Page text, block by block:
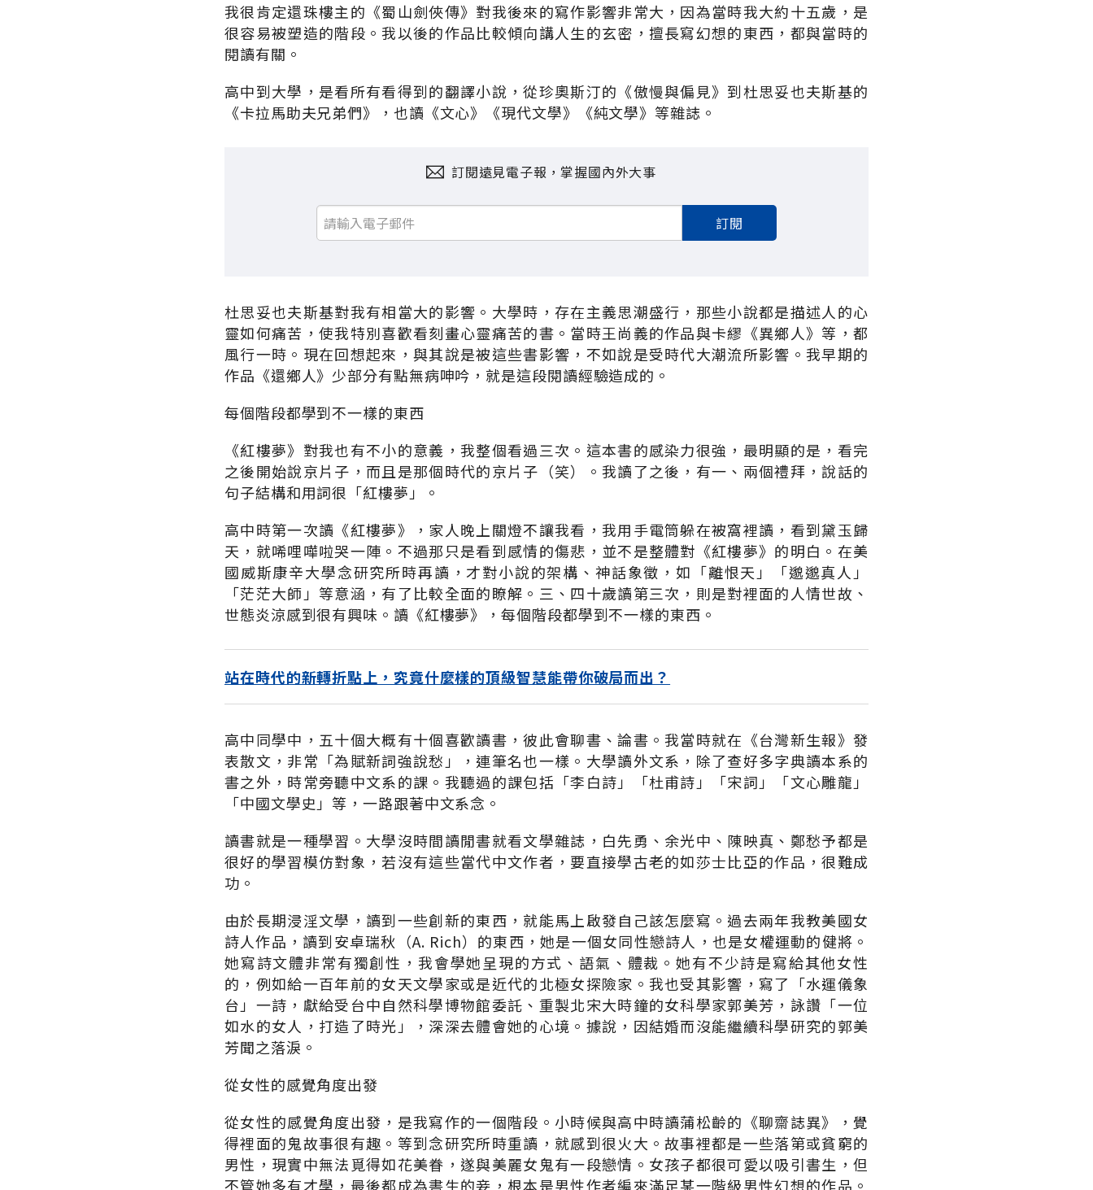
我很肯定還珠樓主的《蜀山劍俠傳》對我後來的寫作影響非常大，因為當時我大約十五歲，是
很容易被塑造的階段。我以後的作品比較傾向講人生的玄密，擅長寫幻想的東西，都與當時的
閱讀有關。
高中到大學，是看所有看得到的翻譯小說，從珍奧斯汀的《傲慢與偏見》到杜思妥也夫斯基的
《卡拉馬助夫兄弟們》，也讀《文心》《現代文學》《純文學》等雜誌。
訂閱遠見電子報，掌握國內外大事
訂閱
杜思妥也夫斯基對我有相當大的影響。大學時，存在主義思潮盛行，那些小說都是描述人的心
靈如何痛苦，使我特別喜歡看刻畫心靈痛苦的書。當時王尚義的作品與卡繆《異鄉人》等，都
風行一時。現在回想起來，與其說是被這些書影響，不如說是受時代大潮流所影響。我早期的
作品《還鄉人》少部分有點無病呻吟，就是這段閱讀經驗造成的。
每個階段都學到不一樣的東西
《紅樓夢》對我也有不小的意義，我整個看過三次。這本書的感染力很強，最明顯的是，看完
之後開始說京片子，而且是那個時代的京片子（笑）。我讀了之後，有一、兩個禮拜，說話的
句子結構和用詞很「紅樓夢」。
高中時第一次讀《紅樓夢》，家人晚上關燈不讓我看，我用手電筒躲在被窩裡讀，看到黛玉歸
天，就唏哩嘩啦哭一陣。不過那只是看到感情的傷悲，並不是整體對《紅樓夢》的明白。在美
國威斯康辛大學念研究所時再讀，才對小說的架構、神話象徵，如「離恨天」「邈邈真人」
「茫茫大師」等意涵，有了比較全面的瞭解。三、四十歲讀第三次，則是對裡面的人情世故、
世態炎涼感到很有興味。讀《紅樓夢》，每個階段都學到不一樣的東西。
站在時代的新轉折點上，究竟什麼樣的頂級智慧能帶你破局而出？
高中同學中，五十個大概有十個喜歡讀書，彼此會聊書、論書。我當時就在《台灣新生報》發
表散文，非常「為賦新詞強說愁」，連筆名也一樣。大學讀外文系，除了查好多字典讀本系的
書之外，時常旁聽中文系的課。我聽過的課包括「李白詩」「杜甫詩」「宋詞」「文心雕龍」
「中國文學史」等，一路跟著中文系念。
讀書就是一種學習。大學沒時間讀閒書就看文學雜誌，白先勇、余光中、陳映真、鄭愁予都是
很好的學習模仿對象，若沒有這些當代中文作者，要直接學古老的如莎士比亞的作品，很難成
功。
由於長期浸淫文學，讀到一些創新的東西，就能馬上啟發自己該怎麼寫。過去兩年我教美國女
詩人作品，讀到安卓瑞秋（A. Rich）的東西，她是一個女同性戀詩人，也是女權運動的健將。
她寫詩文體非常有獨創性，我會學她呈現的方式、語氣、體裁。她有不少詩是寫給其他女性
的，例如給一百年前的女天文學家或是近代的北極女探險家。我也受其影響，寫了「水運儀象
台」一詩，獻給受台中自然科學博物館委託、重製北宋大時鐘的女科學家郭美芳，詠讚「一位
如水的女人，打造了時光」，深深去體會她的心境。據說，因結婚而沒能繼續科學研究的郭美
芳聞之落淚。
從女性的感覺角度出發
從女性的感覺角度出發，是我寫作的一個階段。小時候與高中時讀蒲松齡的《聊齋誌異》，覺
得裡面的鬼故事很有趣。等到念研究所時重讀，就感到很火大。故事裡都是一些落第或貧窮的
男性，現實中無法覓得如花美眷，遂與美麗女鬼有一段戀情。女孩子都很可愛以吸引書生，但
不管她多有才學，最後都成為書生的妾，根本是男性作者編來滿足某一階級男性幻想的作品。